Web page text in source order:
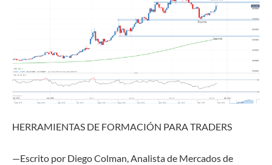
HERRAMIENTAS DE FORMACIÓN PARA TRADERS
—Escrito por Diego Colman, Analista de Mercados de